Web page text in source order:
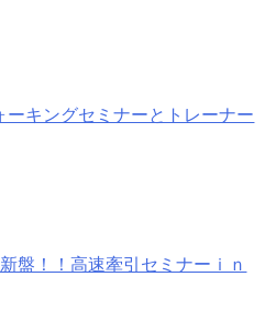
ーキングセミナーとトレーナー
盤！！高速牽引セミナーｉｎ